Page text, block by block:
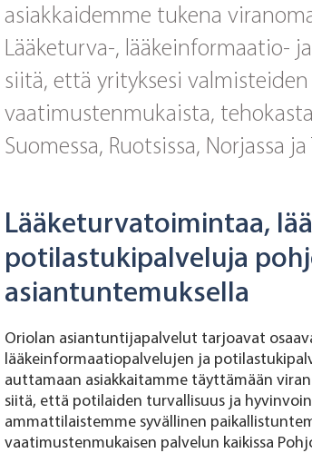
asiakkaidemme tukena
Lääketurva-, lääkeinformaatio-
siitä, että yrityksesi
vaatimustenmukaista,
Suomessa, Ruotsissa, Norjassa ja
Lääketurvatoimintaa,
potilastukipalveluja
asiantuntemuksella
Oriolan asiantuntijapalvelut tarjoavat
lääkeinformaatiopalvelujen ja
auttamaan asiakkaitamme täyttämään
siitä, että potilaiden turvallisuus ja
ammattilaistemme syvällinen
vaatimustenmukaisen palvelun kaikissa